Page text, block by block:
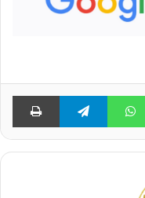
ماسنجر واتساب تيلقرام